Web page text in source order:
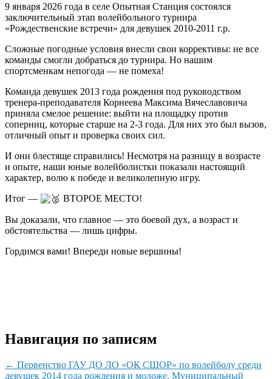
9 января 2026 года в селе Опытная Станция состоялся
заключительный этап волейбольного турнира
«Рождественские встречи» для девушек 2010-2011 г.р.
Сложные погодные условия внесли свои коррективы: не все
команды смогли добраться до турнира. Но нашим
спортсменкам непогода — не помеха!
Команда девушек 2013 года рождения под руководством
тренера-преподавателя Корнеева Максима Вячеславовича
приняла смелое решение: выйти на площадку против
соперниц, которые старше на 2-3 года. Для них это был вызов,
отличный опыт и проверка своих сил.
И они блестяще справились! Несмотря на разницу в возрасте
и опыте, наши юные волейболистки показали настоящий
характер, волю к победе и великолепную игру.
Итог —
ВТОРОЕ МЕСТО!
Вы доказали, что главное — это боевой дух, а возраст и
обстоятельства — лишь цифры.
Гордимся вами! Впереди новые вершины!
Навигация по записям
← Первенство ГАУ ДО ЛО «ОК СШОР» по волейболу среди
девушек 2014 года рождения и моложе. Муниципальный